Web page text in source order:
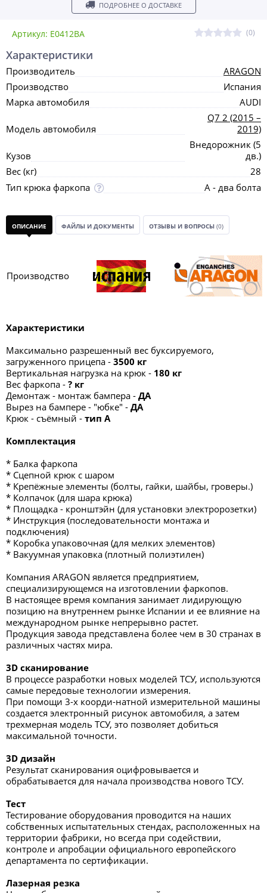
Артикул: E0412BA (0)
ПОДРОБНЕЕ О ДОСТАВКЕ
Характеристики
Производитель
ARAGON
Производство
Испания
Марка автомобиля
AUDI
Модель автомобиля
Q7 2 (2015 –
2019)
Кузов
Внедорожник (5
дв.)
Вес (кг)
28
Тип крюка фаркопа
А - два болта
ОПИСАНИЕ ФАЙЛЫ И ДОКУМЕНТЫ ОТЗЫВЫ И ВОПРОСЫ (0)
Производство
Характеристики
Максимально разрешенный вес буксируемого,
загруженного прицепа - 3500 кг
Вертикальная нагрузка на крюк - 180 кг
Вес фаркопа - ? кг
Демонтаж - монтаж бампера - ДА
Вырез на бампере - "юбке" - ДА
Крюк - съёмный - тип A
Комплектация
* Балка фаркопа
* Сцепной крюк с шаром
* Крепёжные элементы (болты, гайки, шайбы, гроверы.)
* Колпачок (для шара крюка)
* Площадка - кронштэйн (для установки электророзетки)
* Инструкция (последовательности монтажа и
подключения)
* Коробка упаковочная (для мелких элементов)
* Вакуумная упаковка (плотный полиэтилен)
Компания ARAGON является предприятием,
специализирующемся на изготовлении фаркопов.
В настоящее время компания занимает лидирующую
позицию на внутреннем рынке Испании и ее влияние на
международном рынке непрерывно растет.
Продукция завода представлена более чем в 30 странах в
различных частях мира.
3D сканирование
В процессе разработки новых моделей ТСУ, используются
самые передовые технологии измерения.
При помощи 3-х коорди-натной измерительной машины
создается электронный рисунок автомобиля, а затем
трехмерная модель ТСУ, это позволяет добиться
максимальной точности.
3D дизайн
Результат сканирования оцифровывается и
обрабатывается для начала производства нового ТСУ.
Тест
Тестирование оборудования проводится на наших
собственных испытательных стендах, расположенных на
территории фабрики, но всегда при содействии,
контроле и апробации официального европейского
департамента по сертификации.
Лазерная резка